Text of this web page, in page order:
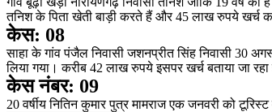
तनिश के पिता खेती बाड़ी करते हैं और 45 लाख रुपये खर्च
केस: 08
साहा के गांव पंजैल निवासी जशनप्रीत सिंह निवासी 30
लिया गया। करीब 42 लाख रुपये इसपर खर्च बताया जा रहा
केस नंबर: 09
20 वर्षीय नितिन कुमार पुत्र मामराज एक जनवरी को